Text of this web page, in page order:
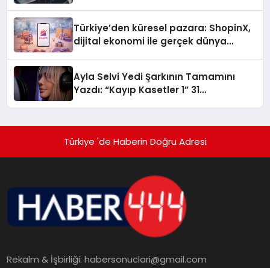
Türkiye’den küresel pazara: ShopinX,
dijital ekonomi ile gerçek dünya
Ayla Selvi Yedi Şarkının Tamamını
Yazdı: “Kayıp Kasetler 1” 31
Türkiye 'de Haberin Doğru Adresi
Rekalm & İşbirliği:habersonuclari@gmail.com